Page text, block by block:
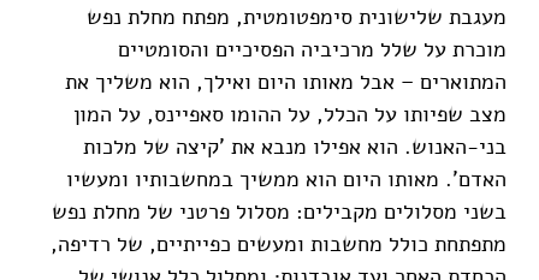
מעגבת שלישונית סימפטומטית, מפתח מחלת נפש
מוכרת על שלל מרכיביה הפסיכיים והסומטיים
המתוארים – אבל מאותו היום ואילך, הוא משליך את
מצב שפיותו על הכלל, על ההומו סאפיינס, על המון
בני-האנוש. הוא אפילו מנבא את 'קיצה של מלכות
האדם'. מאותו היום הוא ממשיך במחשבותיו ומעשיו
בשני מסלולים מקבילים: מסלול פרטני של מחלת נפש
מתפתחת כולל מחשבות ומעשים כפייתיים, של רדיפה,